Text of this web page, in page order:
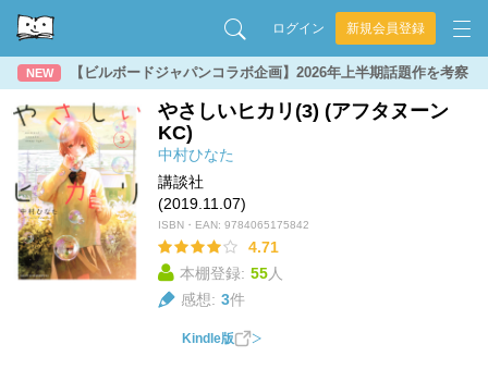
ログイン 新規会員登録
NEW 【ビルボードジャパンコラボ企画】2026年上半期話題作を考察
やさしいヒカリ(3) (アフタヌーン
KC)
中村ひなた
講談社
(2019.11.07)
ISBN・EAN: 9784065175842
4.71
本棚登録: 55人
感想: 3件
Kindle版